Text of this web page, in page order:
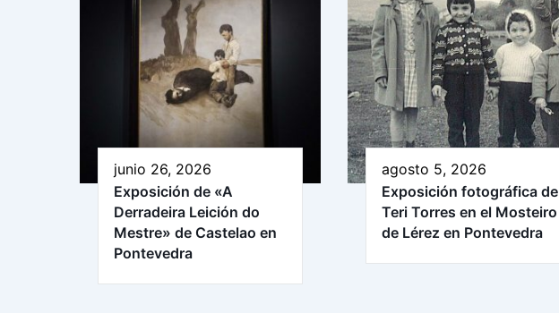
junio 26, 2026
Exposición de «A
Derradeira Leición do
Mestre» de Castelao en
Pontevedra
agosto 5, 2026
Exposición fotográfica de
Teri Torres en el Mosteiro
de Lérez en Pontevedra